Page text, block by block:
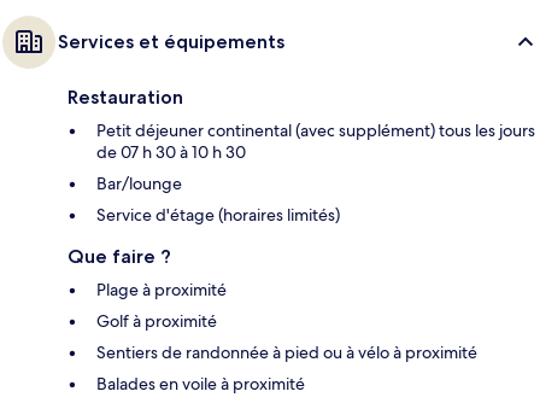
Services et équipements
Restauration
Petit déjeuner continental (avec supplément) tous les jours
de 07 h 30 à 10 h 30
Bar/lounge
Service d'étage (horaires limités)
Que faire ?
Plage à proximité
Golf à proximité
Sentiers de randonnée à pied ou à vélo à proximité
Balades en voile à proximité